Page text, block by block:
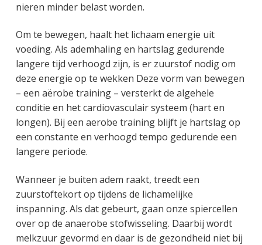
nieren minder belast worden.
Om te bewegen, haalt het lichaam energie uit
voeding. Als ademhaling en hartslag gedurende
langere tijd verhoogd zijn, is er zuurstof nodig om
deze energie op te wekken Deze vorm van bewegen
– een aërobe training – versterkt de algehele
conditie en het cardiovasculair systeem (hart en
longen). Bij een aerobe training blijft je hartslag op
een constante en verhoogd tempo gedurende een
langere periode.
Wanneer je buiten adem raakt, treedt een
zuurstoftekort op tijdens de lichamelijke
inspanning. Als dat gebeurt, gaan onze spiercellen
over op de anaerobe stofwisseling. Daarbij wordt
melkzuur gevormd en daar is de gezondheid niet bij